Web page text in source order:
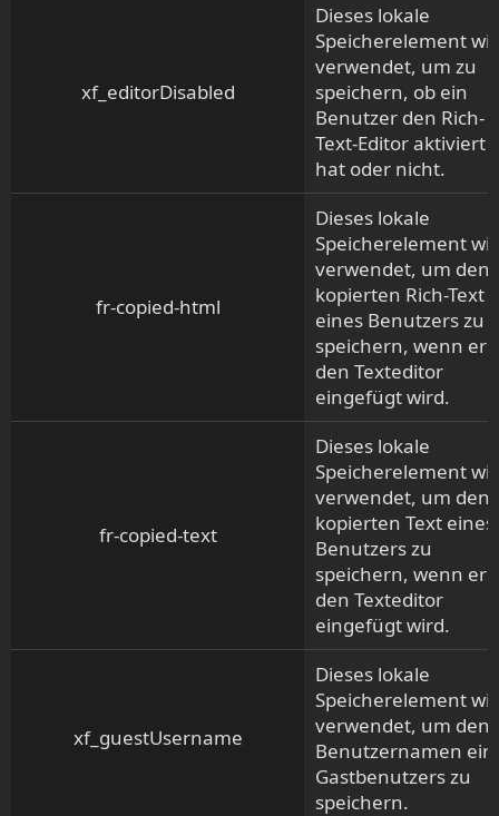
xf_editorDisabled
Dieses lokale
Speicherelement
verwendet, um zu
speichern, ob ein
Benutzer den Rich-
Text-Editor aktiviert
hat oder nicht.
fr-copied-html
Dieses lokale
Speicherelement
verwendet, um den
kopierten Rich-Text
eines Benutzers zu
speichern, wenn er
den Texteditor
eingefügt wird.
fr-copied-text
Dieses lokale
Speicherelement
verwendet, um den
kopierten Text eines
Benutzers zu
speichern, wenn er
den Texteditor
eingefügt wird.
xf_guestUsername
Dieses lokale
Speicherelement
verwendet, um den
Benutzernamen
Gastbenutzers zu
speichern.